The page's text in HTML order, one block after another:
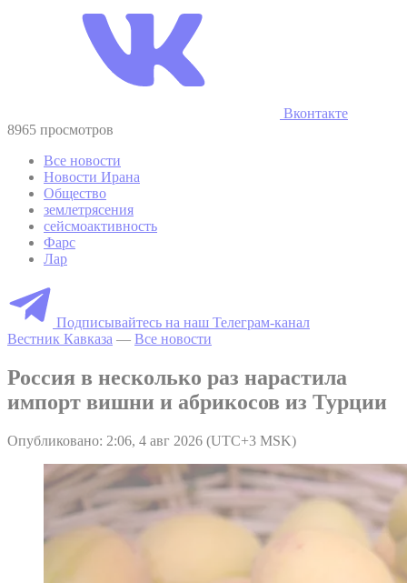
Вконтакте
8965 просмотров
Все новости
Новости Ирана
Общество
землетрясения
сейсмоактивность
Фарс
Лар
Подписывайтесь на наш Телеграм-канал
Вестник Кавказа — Все новости
Россия в несколько раз нарастила
импорт вишни и абрикосов из Турции
Опубликовано: 2:06, 4 авг 2026 (UTC+3 MSK)